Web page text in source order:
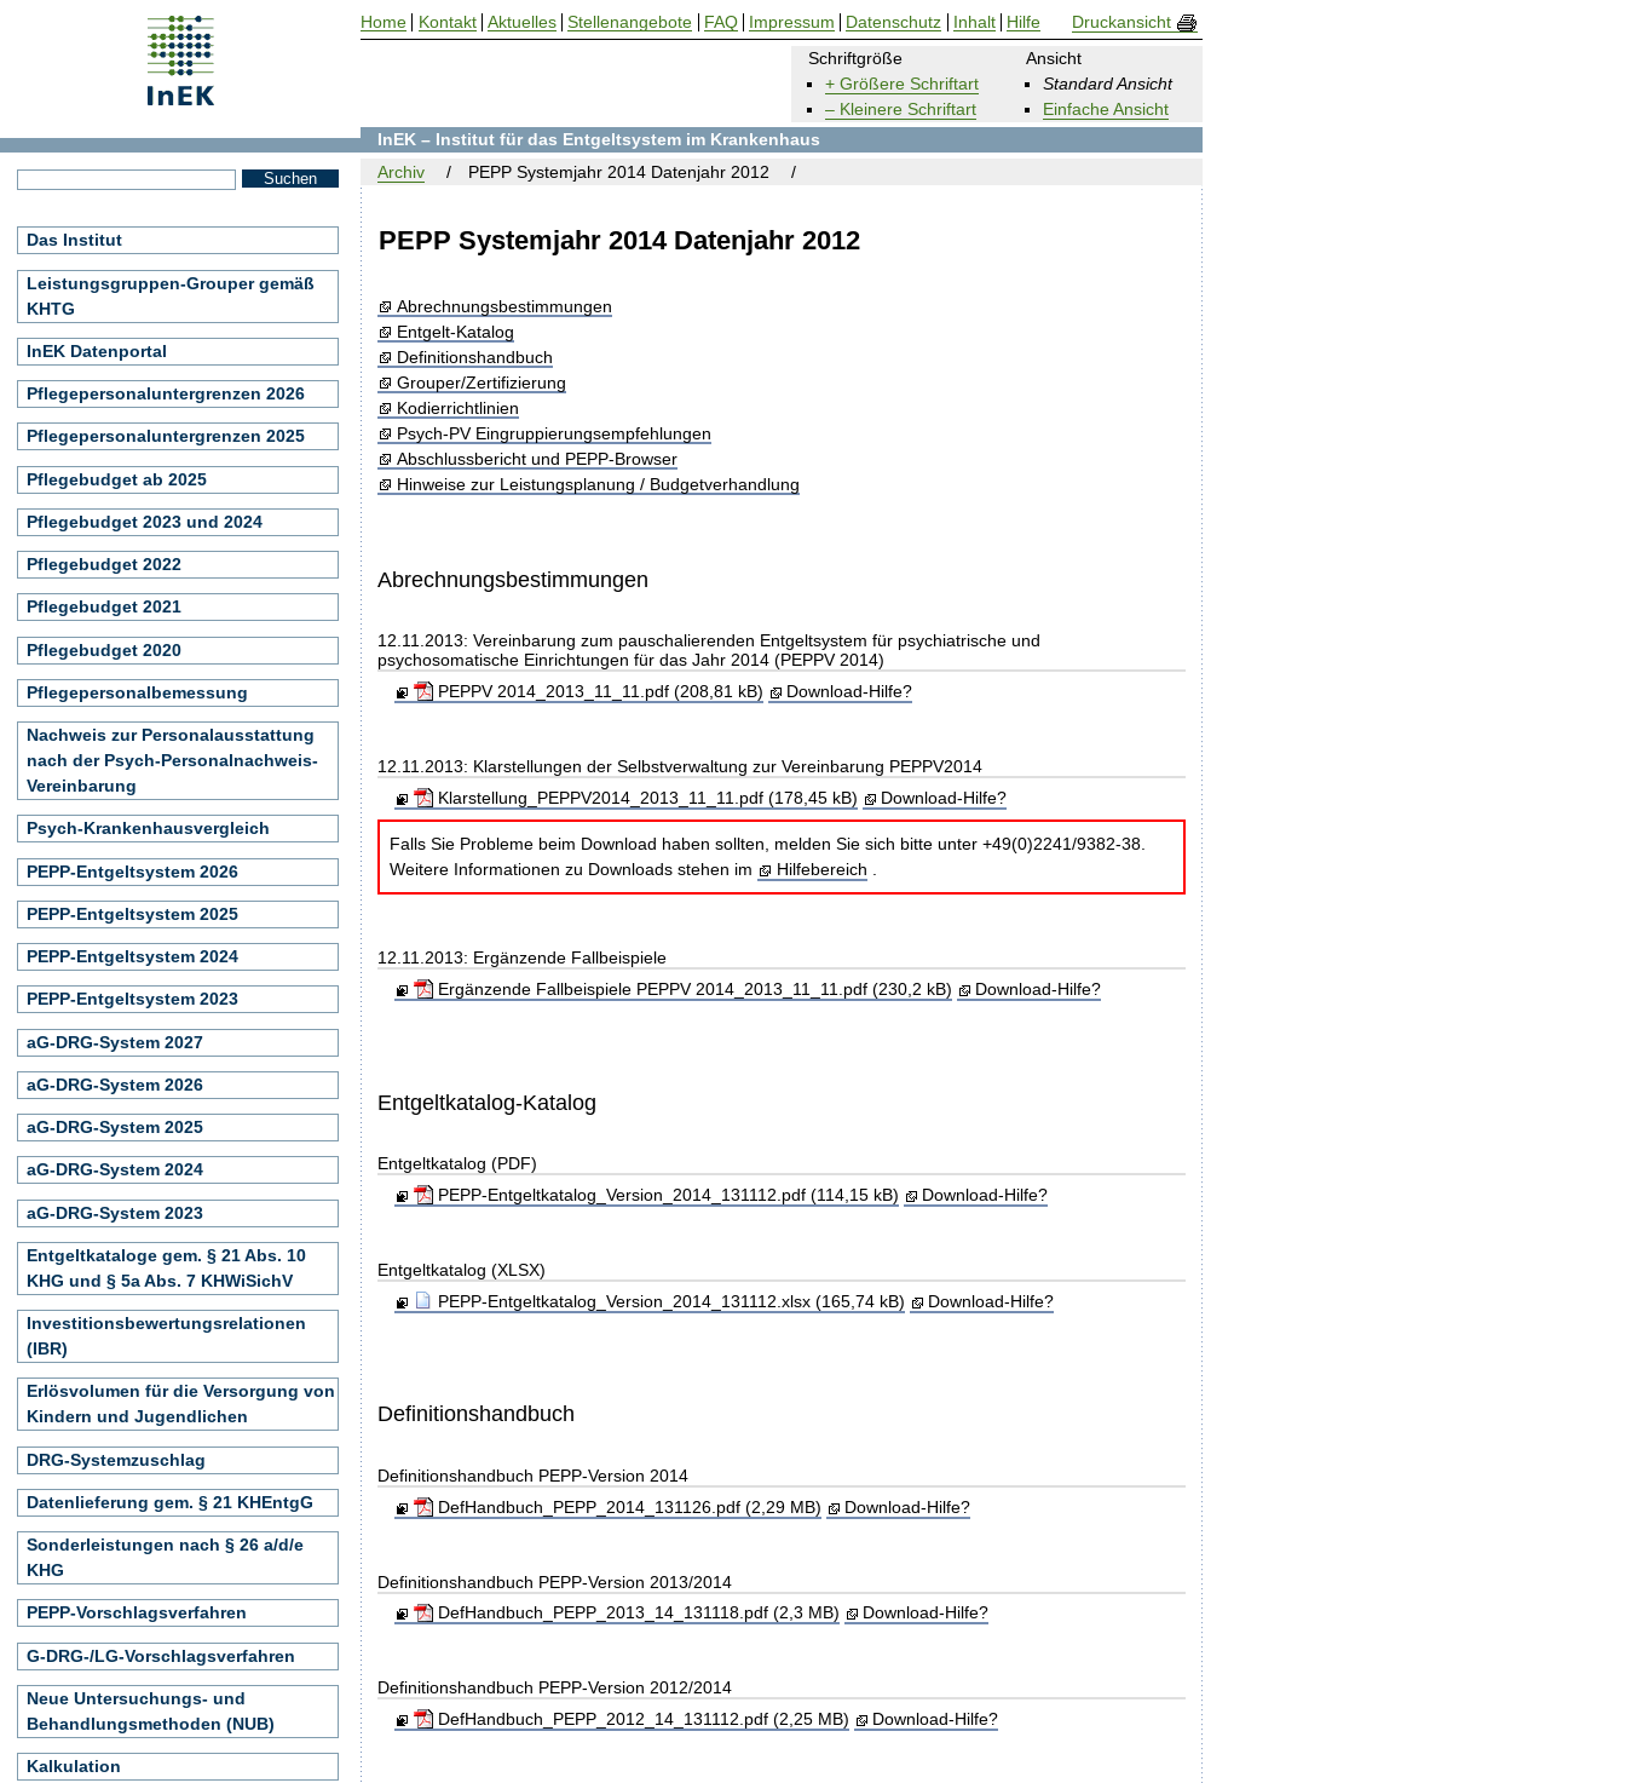
PEPP Systemjahr 2014 Datenjahr 2012
Schriftgröße
+ Größere Schriftart
– Kleinere Schriftart
Ansicht
Standard Ansicht
Einfache Ansicht
Abrechnungsbestimmungen
Entgelt-Katalog
Definitionshandbuch
Grouper/Zertifizierung
Kodierrichtlinien
Psych-PV Eingruppierungsempfehlungen
Abschlussbericht und PEPP-Browser
Hinweise zur Leistungsplanung / Budgetverhandlung
Abrechnungsbestimmungen
12.11.2013: Vereinbarung zum pauschalierenden Entgeltsystem für psychiatrische und
psychosomatische Einrichtungen für das Jahr 2014 (PEPPV 2014)
PEPPV 2014_2013_11_11.pdf (208,81 kB)
Download-Hilfe?
12.11.2013: Klarstellungen der Selbstverwaltung zur Vereinbarung PEPPV2014
Klarstellung_PEPPV2014_2013_11_11.pdf (178,45 kB)
Download-Hilfe?
Falls Sie Probleme beim Download haben sollten, melden Sie sich bitte unter +49(0)2241/9382-38.
Weitere Informationen zu Downloads stehen im
Hilfebereich
12.11.2013: Ergänzende Fallbeispiele
Ergänzende Fallbeispiele PEPPV 2014_2013_11_11.pdf (230,2 kB)
Download-Hilfe?
Entgeltkatalog-Katalog
Entgeltkatalog (PDF)
PEPP-Entgeltkatalog_Version_2014_131112.pdf (114,15 kB)
Download-Hilfe?
Entgeltkatalog (XLSX)
PEPP-Entgeltkatalog_Version_2014_131112.xlsx (165,74 kB)
Download-Hilfe?
Definitionshandbuch
Definitionshandbuch PEPP-Version 2014
DefHandbuch_PEPP_2014_131126.pdf (2,29 MB)
Download-Hilfe?
Definitionshandbuch PEPP-Version 2013/2014
DefHandbuch_PEPP_2013_14_131118.pdf (2,3 MB)
Download-Hilfe?
Definitionshandbuch PEPP-Version 2012/2014
DefHandbuch_PEPP_2012_14_131112.pdf (2,25 MB)
Download-Hilfe?
InEK – Institut für das Entgeltsystem im Krankenhaus
Archiv
PEPP Systemjahr 2014 Datenjahr 2012
Das Institut
Leistungsgruppen-Grouper gemäß
KHTG
InEK Datenportal
Pflegepersonaluntergrenzen 2026
Pflegepersonaluntergrenzen 2025
Pflegebudget ab 2025
Pflegebudget 2023 und 2024
Pflegebudget 2022
Pflegebudget 2021
Pflegebudget 2020
Pflegepersonalbemessung
Nachweis zur Personalausstattung
nach der Psych-Personalnachweis-
Vereinbarung
Psych-Krankenhausvergleich
PEPP-Entgeltsystem 2026
PEPP-Entgeltsystem 2025
PEPP-Entgeltsystem 2024
PEPP-Entgeltsystem 2023
aG-DRG-System 2027
aG-DRG-System 2026
aG-DRG-System 2025
aG-DRG-System 2024
aG-DRG-System 2023
Entgeltkataloge gem. § 21 Abs. 10
KHG und § 5a Abs. 7 KHWiSichV
Investitionsbewertungsrelationen
(IBR)
Erlösvolumen für die Versorgung von
Kindern und Jugendlichen
DRG-Systemzuschlag
Datenlieferung gem. § 21 KHEntgG
Sonderleistungen nach § 26 a/d/e
KHG
PEPP-Vorschlagsverfahren
G-DRG-/LG-Vorschlagsverfahren
Neue Untersuchungs- und
Behandlungsmethoden (NUB)
Kalkulation
Home Kontakt Aktuelles Stellenangebote FAQ Impressum Datenschutz Inhalt Hilfe Druckansicht